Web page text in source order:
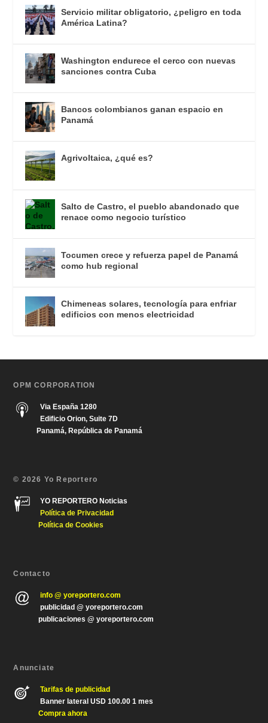
Servicio militar obligatorio, ¿peligro en toda
América Latina?
Washington endurece el cerco con nuevas
sanciones contra Cuba
Bancos colombianos ganan espacio en
Panamá
Agrivoltaica, ¿qué es?
Salto de Castro, el pueblo abandonado que
renace como negocio turístico
Tocumen crece y refuerza papel de Panamá
como hub regional
Chimeneas solares, tecnología para enfriar
edificios con menos electricidad
OPM CORPORATION
Via España 1280
Edificio Orion, Suite 7D
Panamá, República de Panamá
© 2026 Yo Reportero
YO REPORTERO Noticias
Política de Privacidad
Política de Cookies
Contacto
info @ yoreportero.com
publicidad @ yoreportero.com
publicaciones @ yoreportero.com
Anunciate
Tarifas de publicidad
Banner lateral USD 100.00 1 mes
Compra ahora